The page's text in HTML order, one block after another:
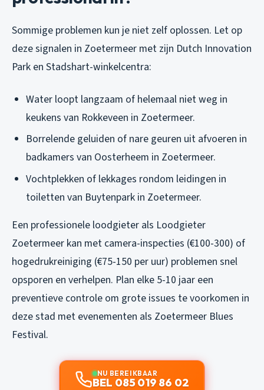
Sommige problemen kun je niet zelf oplossen. Let op
deze signalen in Zoetermeer met zijn Dutch Innovation
Park en Stadshart-winkelcentra:
Water loopt langzaam of helemaal niet weg in
keukens van Rokkeveen in Zoetermeer.
Borrelende geluiden of nare geuren uit afvoeren in
badkamers van Oosterheem in Zoetermeer.
Vochtplekken of lekkages rondom leidingen in
toiletten van Buytenpark in Zoetermeer.
Een professionele loodgieter als Loodgieter
Zoetermeer kan met camera-inspecties (€100-300) of
hogedrukreiniging (€75-150 per uur) problemen snel
opsporen en verhelpen. Plan elke 5-10 jaar een
preventieve controle om grote issues te voorkomen in
deze stad met evenementen als Zoetermeer Blues
Festival.
NU BEREIKBAAR
BEL 085 019 86 02